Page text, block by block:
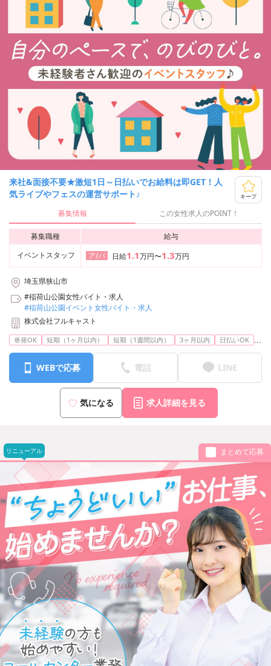
来社&面接不要★激短1日～日払いでお給料は即GET！人
気ライブやフェスの運営サポート♪
キープ
募集情報 この女性求人のPOINT！
募集職種
給与
イベントスタッフ
ア/パ 日給1.1万円〜1.3万円
埼玉県狭山市
#稲荷山公園女性バイト・求人
#稲荷山公園イベント女性バイト・求人
株式会社フルキャスト
単発OK 短期（1ヶ月以内） 短期（1週間以内） 3ヶ月以内 日払いOK ...
WEBで応募 電話 LINE
気になる 求人詳細を見る
リニューアル まとめて応募